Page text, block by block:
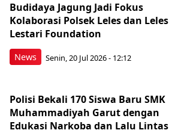
News
Budidaya Jagung Jadi Fokus
Kolaborasi Polsek Leles dan Leles
Lestari Foundation
Senin, 20 Jul 2026 - 12:12
Polisi Bekali 170 Siswa Baru SMK
Muhammadiyah Garut dengan
Edukasi Narkoba dan Lalu Lintas